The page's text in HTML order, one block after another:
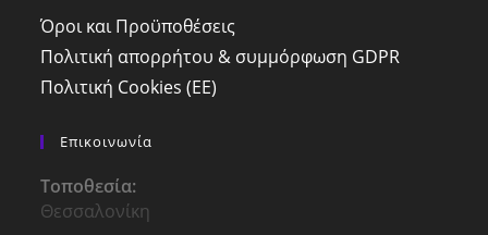
Όροι και Προϋποθέσεις
Πολιτική απορρήτου & συμμόρφωση GDPR
Πολιτική Cookies (ΕΕ)
Επικοινωνία
Τοποθεσία:
Θεσσαλονίκη